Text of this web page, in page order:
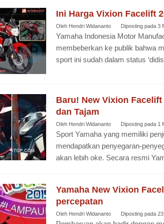
Ini Harga Vixion Facelift
Oleh Hendri Widananto Diposting pada 3
Yamaha Indonesia Motor
membeberkan ke publik bahwa
sport ini sudah dalam status
Baru! New Vixion
dan Tajam
Oleh Hendri Widananto Diposting pada 1
Sport Yamaha yang memiliki
mendapatkan penyegaran-
akan lebih oke. Secara resmi
Yamaha New Vixion
percepatan
Oleh Hendri Widananto Diposting pada